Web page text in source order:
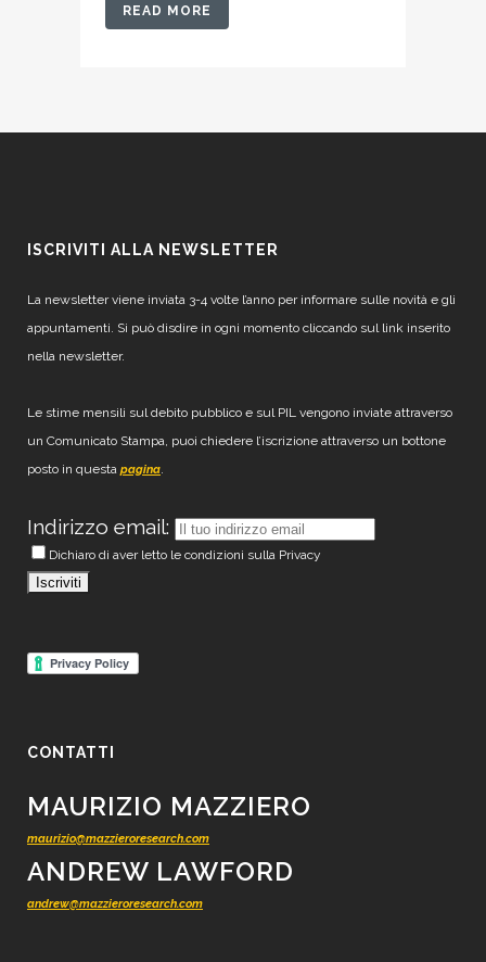
READ MORE
ISCRIVITI ALLA NEWSLETTER
La newsletter viene inviata 3-4 volte l’anno per informare sulle novità e gli
appuntamenti. Si può disdire in ogni momento cliccando sul link inserito
nella newsletter.
Le stime mensili sul debito pubblico e sul PIL vengono inviate attraverso
un Comunicato Stampa, puoi chiedere l’iscrizione attraverso un bottone
posto in questa pagina.
Indirizzo email:
Dichiaro di aver letto le condizioni sulla Privacy
CONTATTI
MAURIZIO MAZZIERO
maurizio@mazzieroresearch.com
ANDREW LAWFORD
andrew@mazzieroresearch.com